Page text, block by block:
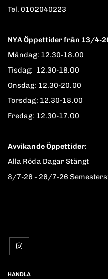
Tel. 0102040223
NYA Öppettider från 13/4-
Måndag: 12.30-18.00
Tisdag: 12.30-18.00
Onsdag: 12.30-20.00
Torsdag: 12.30-18.00
Fredag: 12.30-17.00
Avvikande Öppettider:
Alla Röda Dagar Stängt
8/7-26 - 26/7-26
HANDLA